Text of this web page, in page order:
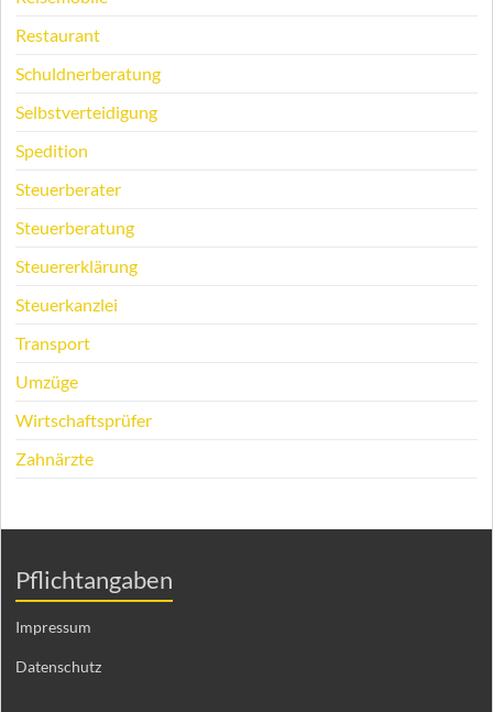
Restaurant
Schuldnerberatung
Selbstverteidigung
Spedition
Steuerberater
Steuerberatung
Steuererklärung
Steuerkanzlei
Transport
Umzüge
Wirtschaftsprüfer
Zahnärzte
Pflichtangaben
Impressum
Datenschutz